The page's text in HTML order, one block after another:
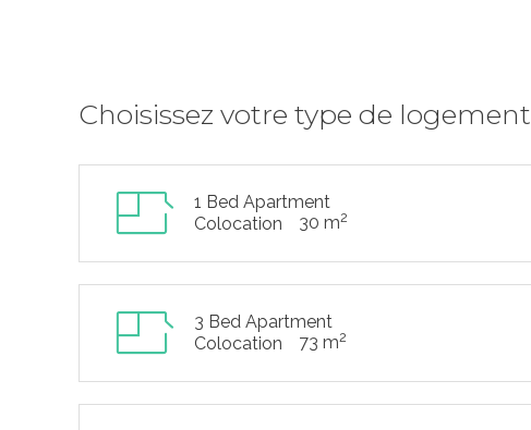
Choisissez votre type de logement
1 Bed Apartment
Colocation
30 m2
3 Bed Apartment
Colocation
73 m2